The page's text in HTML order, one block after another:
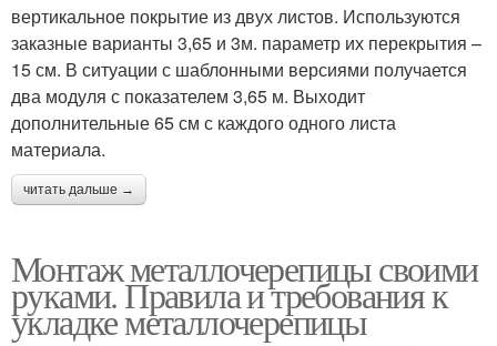
вертикальное покрытие из двух листов. Используются
заказные варианты 3,65 и 3м. параметр их перекрытия –
15 см. В ситуации с шаблонными версиями получается
два модуля с показателем 3,65 м. Выходит
дополнительные 65 см с каждого одного листа
материала.
читать дальше →
Монтаж металлочерепицы своими
руками. Правила и требования к
укладке металлочерепицы